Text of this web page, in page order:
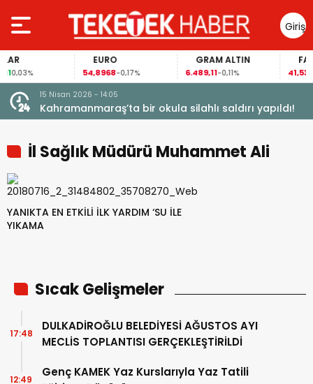
Giriş
Yap
0,03%
EURO
54,8968-0,17%
GRAM ALTIN
6.489,11-0,11%
FAİZ
41,53-
15 Nisan 2026 - 14:05
Kahramanmaraş’ta bir okula silahlı saldırı yapıldı!
İl Sağlık Müdürü Muhammet Ali
YANIKTA EN ETKİLİ İLK YARDIM ‘SU İLE
YIKAMA
Sıcak Gelişmeler
DULKADİROĞLU BELEDİYESİ AĞUSTOS AYI
MECLİS TOPLANTISI GERÇEKLEŞTİRİLDİ
17:48
Genç KAMEK Yaz Kurslarıyla Yaz Tatili
12:49